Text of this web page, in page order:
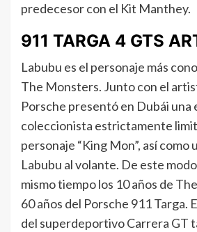
predecesor con el Kit Manthey.
911 TARGA 4 GTS
Labubu es el personaje más
The Monsters. Junto con el
Porsche presentó en Dubái una
coleccionista estrictamente
personaje “King Mon”, así como
Labubu al volante. De este
mismo tiempo los 10 años de
60 años del Porsche 911 Targa.
del superdeportivo Carrera GT